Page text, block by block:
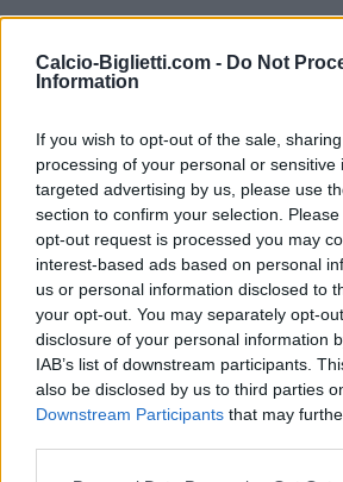
Calcio-Biglietti.com - Do Not
Information
If you wish to opt-out of the sale,
processing of your personal or sensitive
targeted advertising by us, please use
section to confirm your selection.
opt-out request is processed you may
interest-based ads based on personal
us or personal information disclosed to
your opt-out. You may separately opt-
disclosure of your personal information
IAB’s list of downstream participants.
also be disclosed by us to third parties
Downstream Participants that may
Nessun biglietto a
Nessun biglietto a
Partite Venezia
2025 Venezia 0-0
Napoli
2022 Venezia 0-2
2021 Napoli 2-0